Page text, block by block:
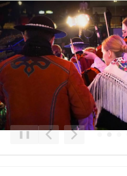
Poprzedni Element
Następny Element
❚❚